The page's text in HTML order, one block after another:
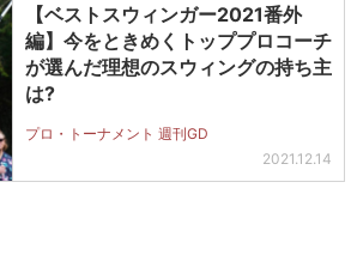
【ベストスウィンガー2021番外
編】今をときめくトッププロコーチ
が選んだ理想のスウィングの持ち主
は?
プロ・トーナメント 週刊GD
2021.12.14